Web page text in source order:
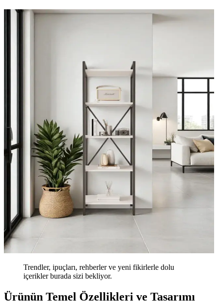
Trendler, ipuçları, rehberler ve yeni fikirlerle dolu
içerikler burada sizi bekliyor.
Ürünün Temel Özellikleri ve Tasarımı